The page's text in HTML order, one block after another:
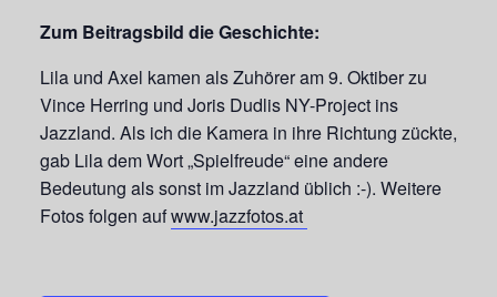
Zum Beitragsbild die Geschichte:
Lila und Axel kamen als Zuhörer am 9. Oktiber zu
Vince Herring und Joris Dudlis NY-Project ins
Jazzland. Als ich die Kamera in ihre Richtung zückte,
gab Lila dem Wort „Spielfreude“ eine andere
Bedeutung als sonst im Jazzland üblich :-). Weitere
Fotos folgen aufwww.jazzfotos.at